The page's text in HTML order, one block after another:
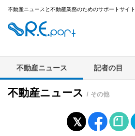
不動産ニュースと不動産業務のためのサポートサイト
不動産ニュース 記者の目
不動産ニュース / その他